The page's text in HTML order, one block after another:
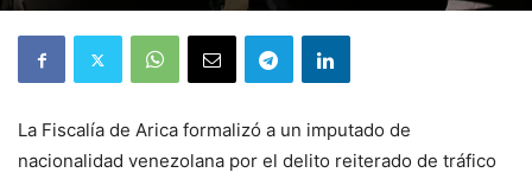
La Fiscalía de Arica formalizó a un imputado de
nacionalidad venezolana por el delito reiterado de tráfico